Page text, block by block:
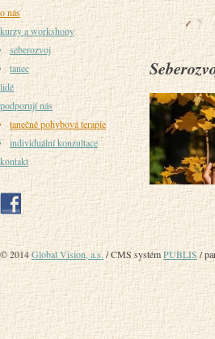
o nás
kurzy a workshopy
seberozvoj
tanec
lidé
podporují nás
tanečně pohybová terapie
individuální konzultace
kontakt
© 2014Global Vision, a.s./ CMS systémPUBLIS/